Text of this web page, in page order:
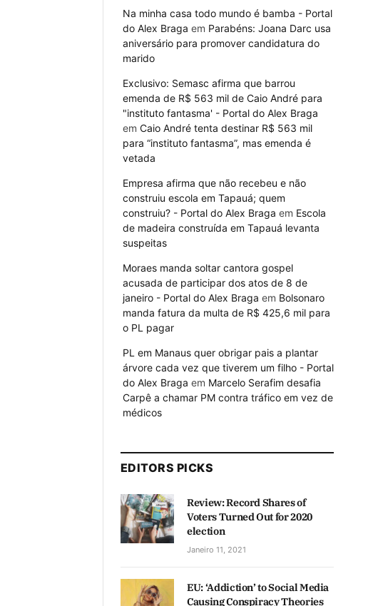
Na minha casa todo mundo é bamba - Portal
do Alex Braga em Parabéns: Joana Darc usa
aniversário para promover candidatura do
marido
Exclusivo: Semasc afirma que barrou
emenda de R$ 563 mil de Caio André para
"instituto fantasma' - Portal do Alex Braga
em Caio André tenta destinar R$ 563 mil
para “instituto fantasma”, mas emenda é
vetada
Empresa afirma que não recebeu e não
construiu escola em Tapauá; quem
construiu? - Portal do Alex Braga em Escola
de madeira construída em Tapauá levanta
suspeitas
Moraes manda soltar cantora gospel
acusada de participar dos atos de 8 de
janeiro - Portal do Alex Braga em Bolsonaro
manda fatura da multa de R$ 425,6 mil para
o PL pagar
PL em Manaus quer obrigar pais a plantar
árvore cada vez que tiverem um filho - Portal
do Alex Braga em Marcelo Serafim desafia
Carpê a chamar PM contra tráfico em vez de
médicos
EDITORS PICKS
Review: Record Shares of
Voters Turned Out for 2020
election
Janeiro 11, 2021
EU: ‘Addiction’ to Social Media
Causing Conspiracy Theories